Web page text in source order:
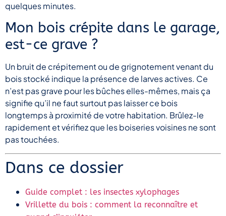
quelques minutes.
Mon bois crépite dans le garage,
est-ce grave ?
Un bruit de crépitement ou de grignotement venant du
bois stocké indique la présence de larves actives. Ce
n’est pas grave pour les bûches elles-mêmes, mais ça
signifie qu’il ne faut surtout pas laisser ce bois
longtemps à proximité de votre habitation. Brûlez-le
rapidement et vérifiez que les boiseries voisines ne sont
pas touchées.
Dans ce dossier
Guide complet : les insectes xylophages
Vrillette du bois : comment la reconnaître et